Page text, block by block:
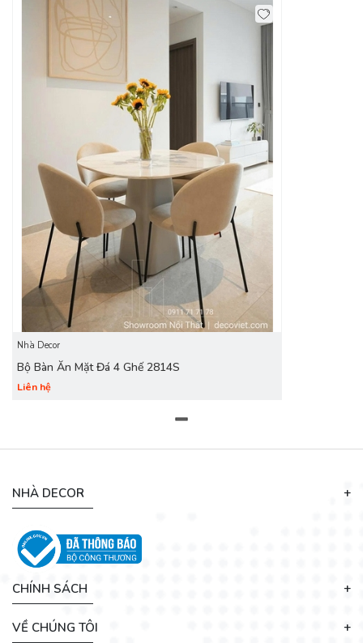
Điểm nhấn của mẫu bàn ăn 4 ghế đẹp này chính là mặt đá
bền bỉ, chống thấm ố và dễ lau chùi mỗi khi có nước, vụn đồ
ăn hay dầu mỡ. Chỉ cần một chiếc khăn ẩm là lại sạch bóng
như mới. Tông màu đá sáng nhẹ nhàng giúp không gian trở
nên thanh lịch, thoáng và sáng hơn – rất phù hợp với phong
cách nội thất hiện đại tối giản.
Nhà Decor
Bộ Bàn Ăn Mặt Đá 4 Ghế 2814S
Liên hệ
NHÀ DECOR
CHÍNH SÁCH
VỀ CHÚNG TÔI